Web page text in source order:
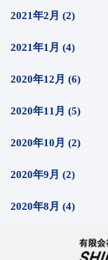
2021年2月 (2)
2021年1月 (4)
2020年12月 (6)
2020年11月 (5)
2020年10月 (2)
2020年9月 (2)
2020年8月 (4)